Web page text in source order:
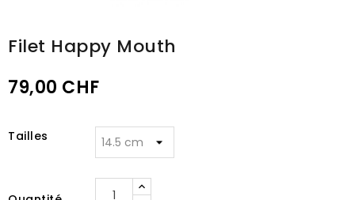
Filet Happy Mouth
79,00 CHF
Tailles